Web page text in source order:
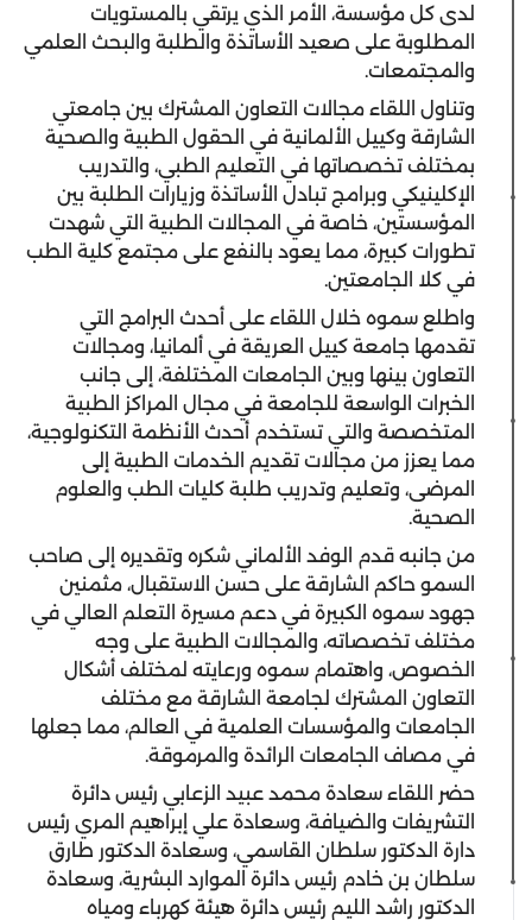
لدى كل مؤسسة، الأمر الذي يرتقي بالمستويات
المطلوبة على صعيد الأساتذة والطلبة والبحث العلمي
والمجتمعات.
وتناول اللقاء مجالات التعاون المشترك بين جامعتي
الشارقة وكييل الألمانية في الحقول الطبية والصحية
بمختلف تخصصاتها في التعليم الطبي، والتدريب
الإكلينيكي وبرامج تبادل الأساتذة وزيارات الطلبة بين
المؤسستين، خاصة في المجالات الطبية التي شهدت
تطورات كبيرة، مما يعود بالنفع على مجتمع كلية الطب
في كلا الجامعتين.
واطلع سموه خلال اللقاء على أحدث البرامج التي
تقدمها جامعة كييل العريقة في ألمانيا، ومجالات
التعاون بينها وبين الجامعات المختلفة، إلى جانب
الخبرات الواسعة للجامعة في مجال المراكز الطبية
المتخصصة والتي تستخدم أحدث الأنظمة التكنولوجية،
مما يعزز من مجالات تقديم الخدمات الطبية إلى
المرضى، وتعليم وتدريب طلبة كليات الطب والعلوم
الصحية.
من جانبه قدم الوفد الألماني شكره وتقديره إلى صاحب
السمو حاكم الشارقة على حسن الاستقبال، مثمنين
جهود سموه الكبيرة في دعم مسيرة التعلم العالي في
مختلف تخصصاته، والمجالات الطبية على وجه
الخصوص، واهتمام سموه ورعايته لمختلف أشكال
التعاون المشترك لجامعة الشارقة مع مختلف
الجامعات والمؤسسات العلمية في العالم، مما جعلها
في مصاف الجامعات الرائدة والمرموقة.
حضر اللقاء سعادة محمد عبيد الزعابي رئيس دائرة
التشريفات والضيافة، وسعادة علي إبراهيم المري رئيس
دارة الدكتور سلطان القاسمي، وسعادة الدكتور طارق
سلطان بن خادم رئيس دائرة الموارد البشرية، وسعادة
الدكتور راشد الليم رئيس دائرة هيئة كهرباء ومياه